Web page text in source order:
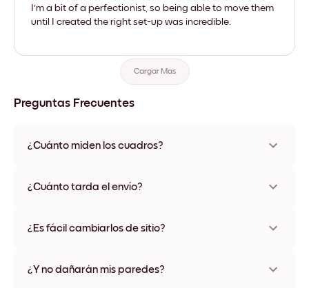
I'm a bit of a perfectionist, so being able to move them
until I created the right set-up was incredible.
Cargar Más
Preguntas Frecuentes
¿Cuánto miden los cuadros?
varios materiales y colores de marco, incluidas opciones sin
¿Cuánto tarda el envío?
disponibles en algunos países. Te enviaremos un número de
¿Es fácil cambiarlos de sitio?
ningún daño
¿Y no dañarán mis paredes?